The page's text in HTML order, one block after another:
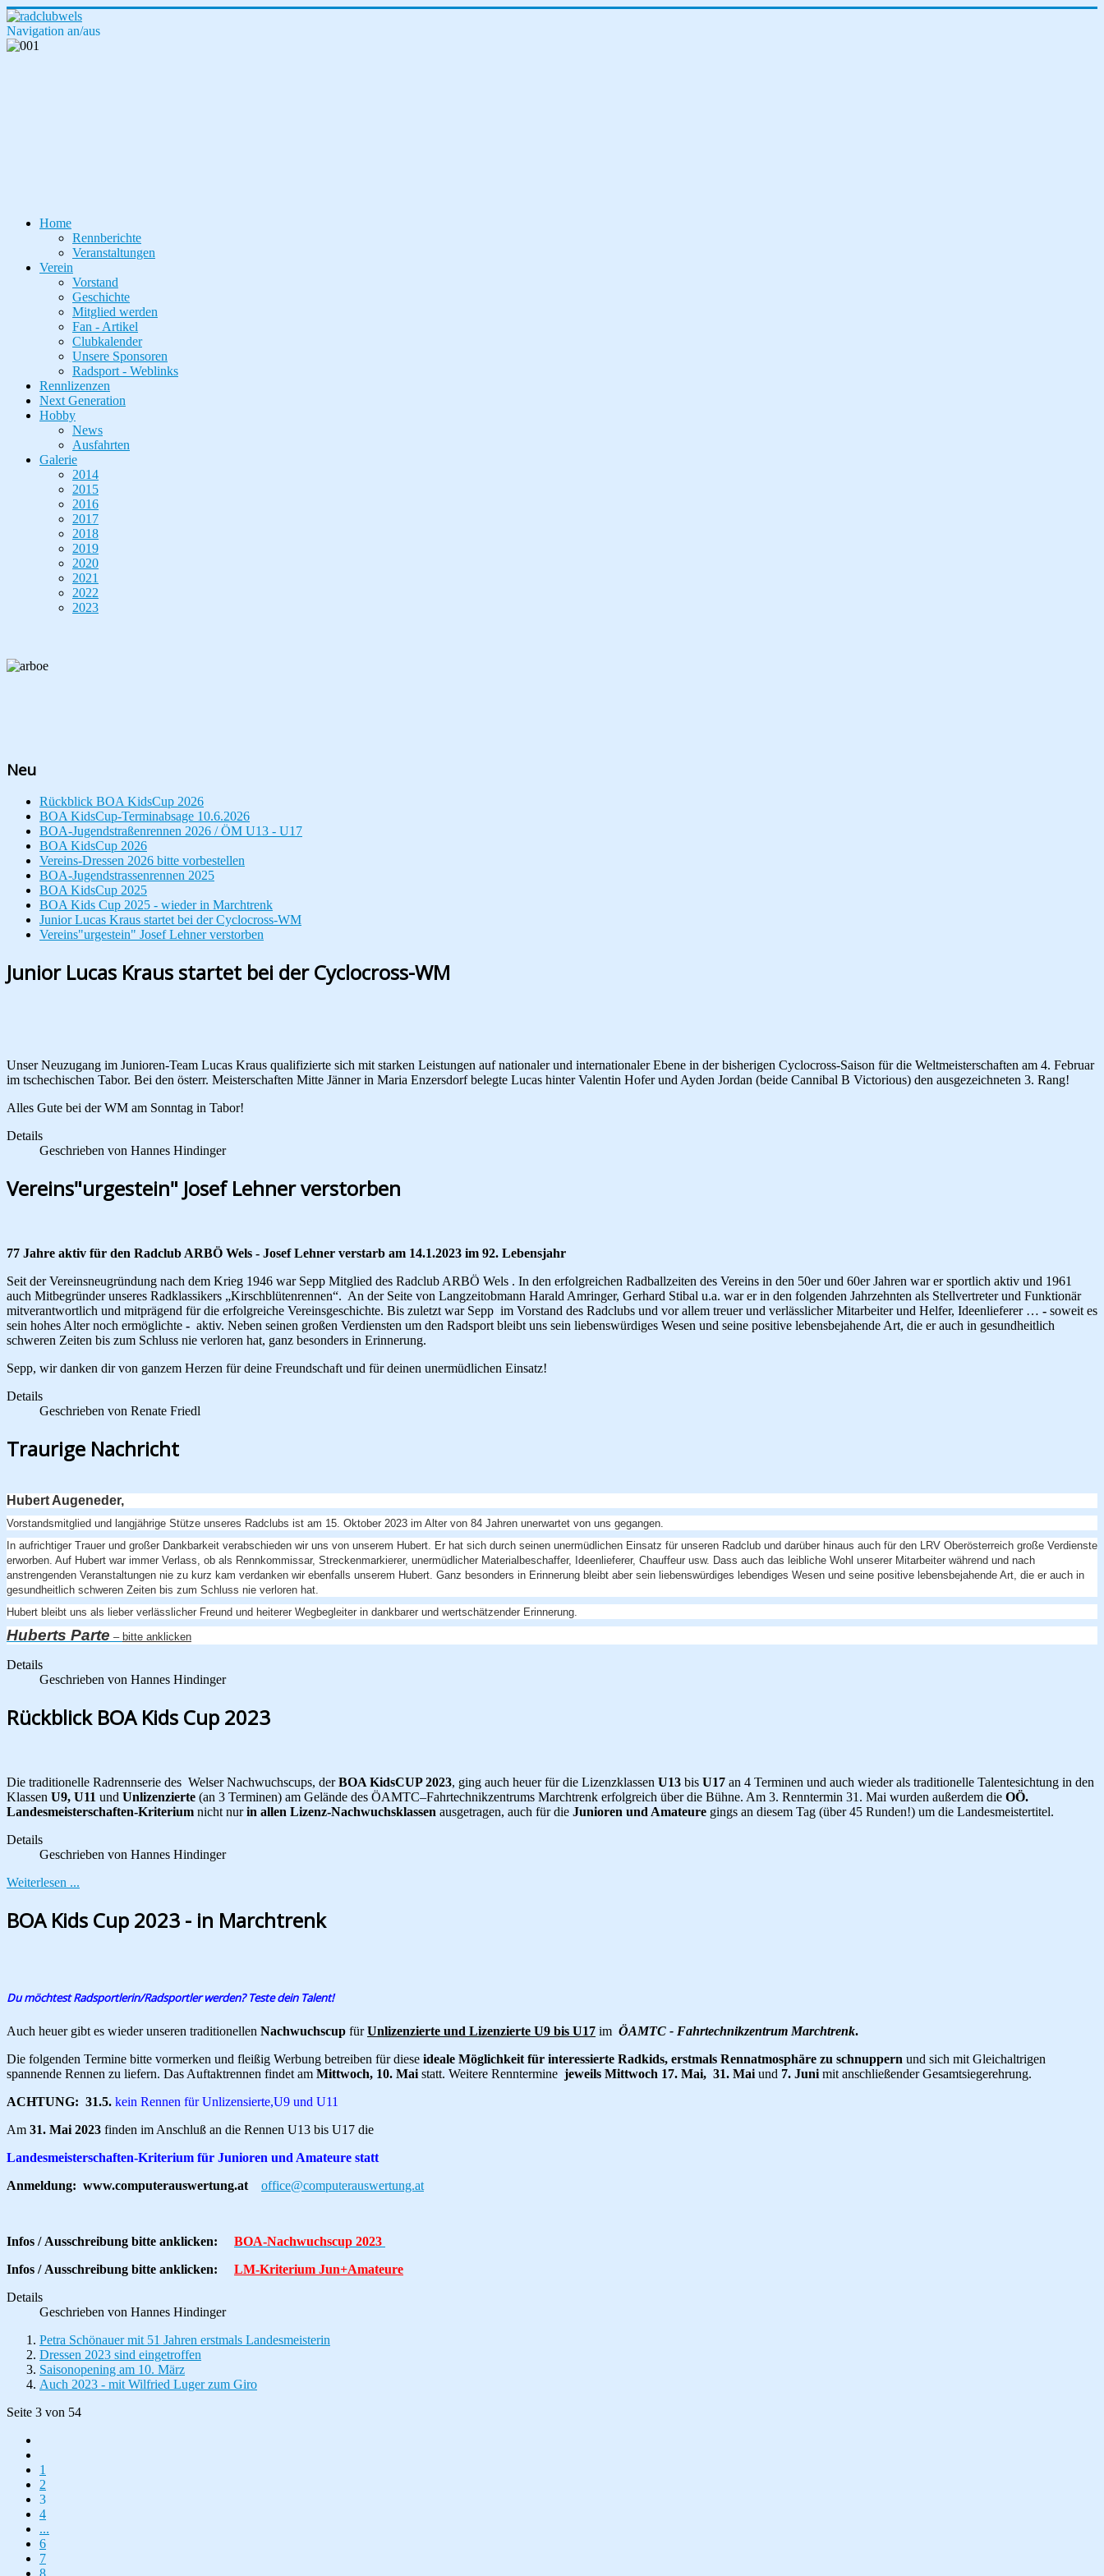
Navigation an/aus
Home
Rennberichte
Veranstaltungen
Verein
Vorstand
Geschichte
Mitglied werden
Fan - Artikel
Clubkalender
Unsere Sponsoren
Radsport - Weblinks
Rennlizenzen
Next Generation
Hobby
News
Ausfahrten
Galerie
2014
2015
2016
2017
2018
2019
2020
2021
2022
2023
Neu
Rückblick BOA KidsCup 2026
BOA KidsCup-Terminabsage 10.6.2026
BOA-Jugendstraßenrennen 2026 / ÖM U13 - U17
BOA KidsCup 2026
Vereins-Dressen 2026 bitte vorbestellen
BOA-Jugendstrassenrennen 2025
BOA KidsCup 2025
BOA Kids Cup 2025 - wieder in Marchtrenk
Junior Lucas Kraus startet bei der Cyclocross-WM
Vereins"urgestein" Josef Lehner verstorben
Junior Lucas Kraus startet bei der Cyclocross-WM
Unser Neuzugang im Junioren-Team Lucas Kraus qualifizierte sich mit starken Leistungen auf nationaler und internationaler Ebene in der bisherigen Cyclocross-Saison für die Weltmeisterschaften am 4. Februar
im tschechischen Tabor. Bei den österr. Meisterschaften Mitte Jänner in Maria Enzersdorf belegte Lucas hinter Valentin Hofer und Ayden Jordan (beide Cannibal B Victorious) den ausgezeichneten 3. Rang!
Alles Gute bei der WM am Sonntag in Tabor!
Details
Geschrieben von Hannes Hindinger
Vereins"urgestein" Josef Lehner verstorben
77 Jahre aktiv für den Radclub ARBÖ Wels - Josef Lehner verstarb am 14.1.2023 im 92. Lebensjahr
Seit der Vereinsneugründung nach dem Krieg 1946 war Sepp Mitglied des Radclub ARBÖ Wels . In den erfolgreichen Radballzeiten des Vereins in den 50er und 60er Jahren war er sportlich aktiv und 1961
auch Mitbegründer unseres Radklassikers „Kirschblütenrennen“. An der Seite von Langzeitobmann Harald Amringer, Gerhard Stibal u.a. war er in den folgenden Jahrzehnten als Stellvertreter und Funktionär
mitverantwortlich und mitprägend für die erfolgreiche Vereinsgeschichte. Bis zuletzt war Sepp im Vorstand des Radclubs und vor allem treuer und verlässlicher Mitarbeiter und Helfer, Ideenlieferer … - soweit es
sein hohes Alter noch ermöglichte - aktiv. Neben seinen großen Verdiensten um den Radsport bleibt uns sein liebenswürdiges Wesen und seine positive lebensbejahende Art, die er auch in gesundheitlich
schweren Zeiten bis zum Schluss nie verloren hat, ganz besonders in Erinnerung.
Sepp, wir danken dir von ganzem Herzen für deine Freundschaft und für deinen unermüdlichen Einsatz!
Details
Geschrieben von Renate Friedl
Traurige Nachricht
Hubert Augeneder,
Vorstandsmitglied und langjährige Stütze unseres Radclubs ist am 15. Oktober 2023 im Alter von 84 Jahren unerwartet von uns gegangen.
In aufrichtiger Trauer und großer Dankbarkeit verabschieden wir uns von unserem Hubert. Er hat sich durch seinen unermüdlichen Einsatz für unseren Radclub und darüber hinaus auch für den LRV Oberösterreich große Verdienste
erworben. Auf Hubert war immer Verlass, ob als Rennkommissar, Streckenmarkierer, unermüdlicher Materialbeschaffer, Ideenlieferer, Chauffeur usw. Dass auch das leibliche Wohl unserer Mitarbeiter während und nach
anstrengenden Veranstaltungen nie zu kurz kam verdanken wir ebenfalls unserem Hubert. Ganz besonders in Erinnerung bleibt aber sein liebenswürdiges lebendiges Wesen und seine positive lebensbejahende Art, die er auch in
gesundheitlich schweren Zeiten bis zum Schluss nie verloren hat.
Hubert bleibt uns als lieber verlässlicher Freund und heiterer Wegbegleiter in dankbarer und wertschätzender Erinnerung.
Huberts Parte – bitte anklicken
Details
Geschrieben von Hannes Hindinger
Rückblick BOA Kids Cup 2023
Die traditionelle Radrennserie des Welser Nachwuchscups, derBOA KidsCUP 2023, ging auch heuer für die Lizenzklassen U13 bis U17 an 4 Terminen und auch wieder als traditionelle Talentesichtung in den
Klassen U9, U11 und Unlizenzierte (an 3 Terminen) am Gelände des ÖAMTC–Fahrtechnikzentrums Marchtrenk erfolgreich über die Bühne. Am 3. Renntermin 31. Mai wurden außerdem die OÖ.
Landesmeisterschaften-Kriterium nicht nurin allen Lizenz-Nachwuchsklassen ausgetragen, auch für die Junioren und Amateure gings an diesem Tag (über 45 Runden!) um die Landesmeistertitel.
Details
Geschrieben von Hannes Hindinger
Weiterlesen ...
BOA Kids Cup 2023 - in Marchtrenk
Du möchtest Radsportlerin/Radsportler werden? Teste dein Talent!
Auch heuer gibt es wieder unseren traditionellen Nachwuchscup für Unlizenzierte und Lizenzierte U9 bis U17 im ÖAMTC - Fahrtechnikzentrum Marchtrenk.
Die folgenden Termine bitte vormerken und fleißig Werbung betreiben für diese ideale Möglichkeit für interessierte Radkids, erstmals Rennatmosphäre zu schnuppern und sich mit Gleichaltrigen
spannende Rennen zu liefern. Das Auftaktrennen findet am Mittwoch, 10. Mai statt. Weitere Renntermine jeweils Mittwoch 17. Mai, 31. Mai und 7. Juni mit anschließender Gesamtsiegerehrung.
ACHTUNG: 31.5. kein Rennen für Unlizensierte,U9 und U11
Am 31. Mai 2023 finden im Anschluß an die Rennen U13 bis U17 die
Landesmeisterschaften-Kriterium für Junioren und Amateure statt
Anmeldung: www.computerauswertung.at
office@computerauswertung.at
Infos / Ausschreibung bitte anklicken:
BOA-Nachwuchscup 2023
Infos / Ausschreibung bitte anklicken:
LM-Kriterium Jun+Amateure
Details
Geschrieben von Hannes Hindinger
Petra Schönauer mit 51 Jahren erstmals Landesmeisterin
Dressen 2023 sind eingetroffen
Saisonopening am 10. März
Auch 2023 - mit Wilfried Luger zum Giro
Seite 3 von 54
1
2
3
4
...
6
7